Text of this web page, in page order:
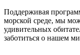
Поддерживая
морской среде, мы
удивительных
заботиться о нашем